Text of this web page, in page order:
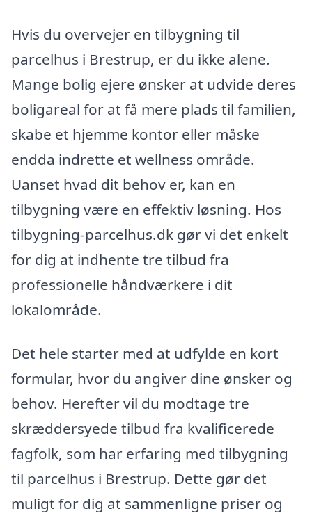
Hvis du overvejer en tilbygning til
parcelhus i Brestrup, er du ikke alene.
Mange bolig ejere ønsker at udvide deres
boligareal for at få mere plads til familien,
skabe et hjemme kontor eller måske
endda indrette et wellness område.
Uanset hvad dit behov er, kan en
tilbygning være en effektiv løsning. Hos
tilbygning-parcelhus.dk gør vi det enkelt
for dig at indhente tre tilbud fra
professionelle håndværkere i dit
lokalområde.
Det hele starter med at udfylde en kort
formular, hvor du angiver dine ønsker og
behov. Herefter vil du modtage tre
skræddersyede tilbud fra kvalificerede
fagfolk, som har erfaring med tilbygning
til parcelhus i Brestrup. Dette gør det
muligt for dig at sammenligne priser og